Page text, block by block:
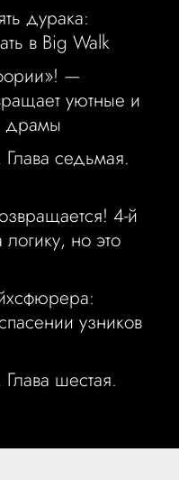
дурака:
в Big Walk
—
уютные и
драмы
седьмая.
4-й
но это
узников
шестая.